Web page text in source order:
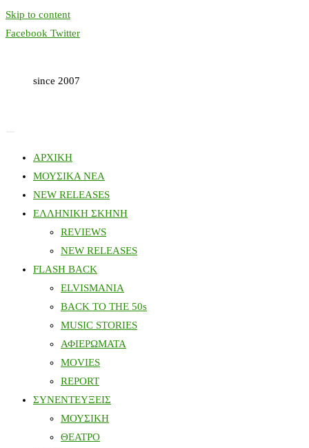
Skip to content
Facebook Twitter
since 2007
ΑΡΧΙΚΗ
ΜΟΥΣΙΚΑ ΝΕΑ
NEW RELEASES
ΕΛΛΗΝΙΚΗ ΣΚΗΝΗ
REVIEWS
NEW RELEASES
FLASH BACK
ELVISMANIA
BACK TO THE 50s
MUSIC STORIES
ΑΦΙΕΡΩΜΑΤΑ
MOVIES
REPORT
ΣΥΝΕΝΤΕΥΞΕΙΣ
ΜΟΥΣΙΚΗ
ΘΕΑΤΡΟ